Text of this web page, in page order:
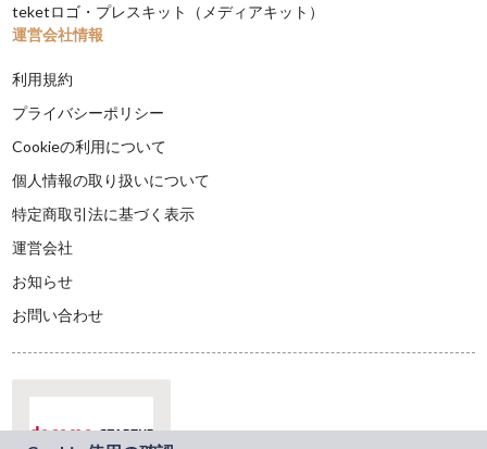
teketロゴ・プレスキット（メディアキット）
運営会社情報
利用規約
プライバシーポリシー
Cookieの利用について
個人情報の取り扱いについて
特定商取引法に基づく表示
運営会社
お知らせ
お問い合わせ